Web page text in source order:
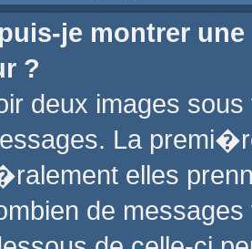
je montrer
?
deux images
La
elles
de